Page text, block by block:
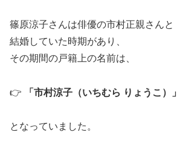
篠原涼子さんは俳優の市村正親さんと
結婚していた時期があり、
その期間の戸籍上の名前は、
👉 「市村涼子（いちむら りょうこ）」
となっていました。